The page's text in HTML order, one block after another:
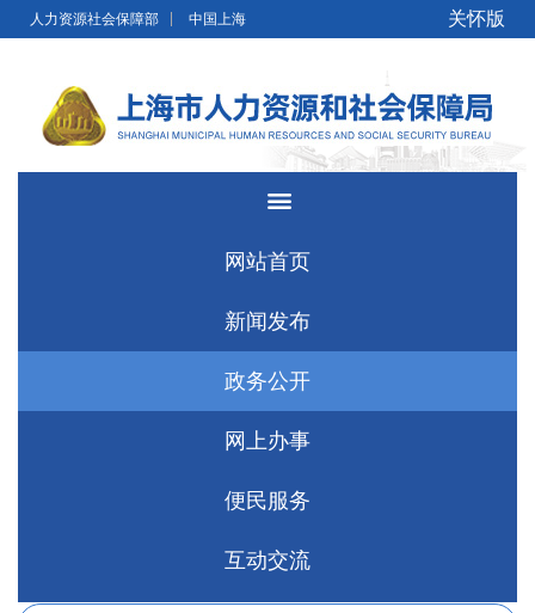
无障碍操作说明 跳转到网站导航区
人力资源社会保障部 中国上海 关怀版
网站首页
新闻发布
政务公开
网上办事
便民服务
互动交流